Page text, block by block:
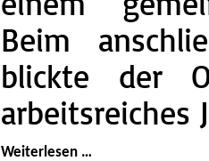
Beim
blickte der
arbeitsreiches
Weiterlesen …